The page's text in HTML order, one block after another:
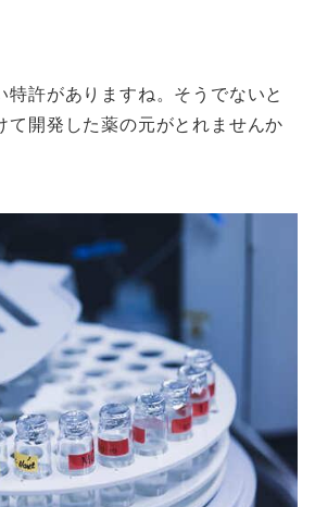
特許がありますね。そうでないと
て開発した薬の元がとれませんか